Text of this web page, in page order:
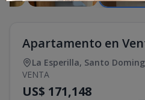
Apartamento en
La Esperilla, Santo
VENTA
US$ 171,148